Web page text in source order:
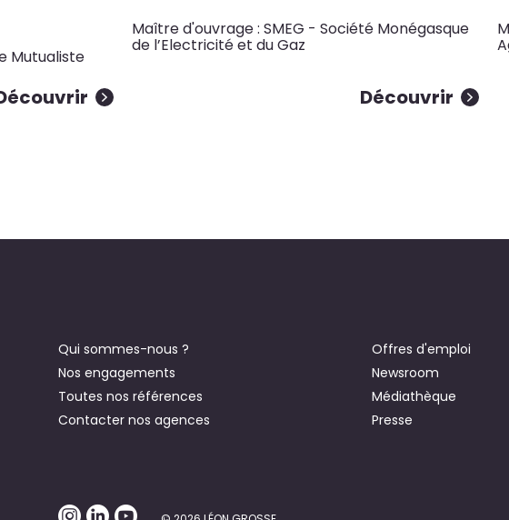
Mutualiste
Maître d'ouvrage : SMEG - Société Monégasque
de l’Electricité et du Gaz
Découvrir
Qui sommes-nous ?
Nos engagements
Toutes nos références
Contacter nos agences
Offres d'emploi
Newsroom
Médiathèque
Presse